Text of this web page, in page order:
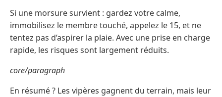
Si une morsure survient : gardez votre calme,
immobilisez le membre touché, appelez le 15, et ne
tentez pas d’aspirer la plaie. Avec une prise en charge
rapide, les risques sont largement réduits.
core/paragraph
En résumé ? Les vipères gagnent du terrain, mais leur